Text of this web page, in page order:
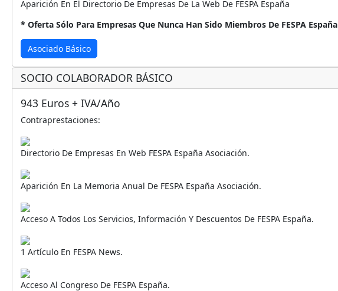
Aparición En El Directorio De Empresas De La Web De FESPA España
* Oferta Sólo Para Empresas Que Nunca Han Sido Miembros De FESPA España
Asociado Básico
SOCIO COLABORADOR BÁSICO
943 Euros + IVA/año
Contraprestaciones:
Directorio De Empresas En Web FESPA España Asociación.
Aparición En La Memoria Anual De FESPA España Asociación.
Acceso A Todos Los Servicios, Información Y Descuentos De FESPA España.
1 Artículo En FESPA News.
Acceso Al Congreso De FESPA España.